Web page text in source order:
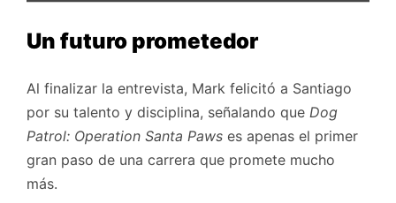
Un futuro prometedor
Al finalizar la entrevista, Mark felicitó a Santiago
por su talento y disciplina, señalando que Dog
Patrol: Operation Santa Paws es apenas el primer
gran paso de una carrera que promete mucho
más.